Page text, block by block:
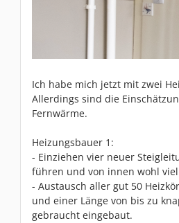
Ich habe mich jetzt mit zwei
Allerdings sind die
Fernwärme.
Heizungsbauer 1:
- Einziehen vier neuer
führen und von innen wohl
- Austausch aller gut 50
und einer Länge von bis zu
gebraucht eingebaut.